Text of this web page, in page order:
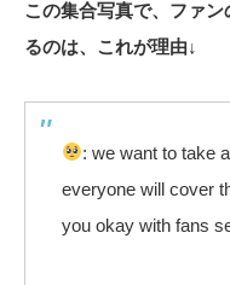
この集合写真で、ファ
るのは、これが理由↓
: we want to take
everyone will cover
you okay with fans